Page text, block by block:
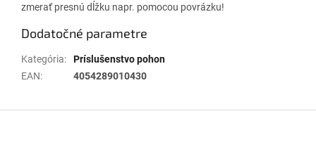
zmerať presnú dĺžku napr. pomocou povrázku!
Dodatočné parametre
Kategória:
Príslušenstvo pohon
EAN: 4054289010430